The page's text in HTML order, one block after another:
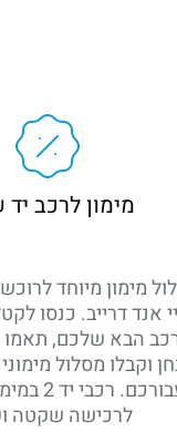
מימון לרכב יד
מימון מיוחד
אנד דרייב. כנסו
הבא שלכם, תאמו
וקבלו מסלול
לרכישה שקטה